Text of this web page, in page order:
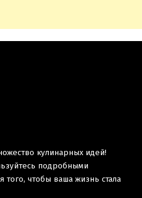
кулинарных идей!
подробными
чтобы ваша жизнь стала